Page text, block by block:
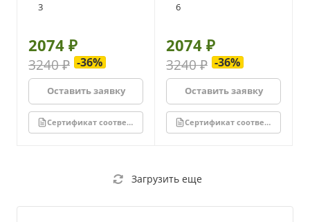
3
2074 ₽
3240 ₽ -36%
Оставить заявку
Сертификат соответствия
6
2074 ₽
3240 ₽ -36%
Оставить заявку
Сертификат соответствия
Загрузить еще